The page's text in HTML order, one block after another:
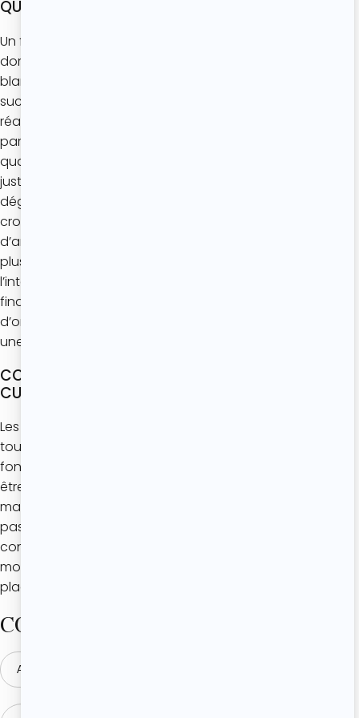
QU’EST CE QU’UN FINANCIER ?
Un financier est un petit gâteau de forme rectangulaire,
doré à l’extérieur et hyper moelleux à l’intérieur. À base de
blancs d’oeufs, de poudre d’amandes, de beurre et de
sucre glace, c’est une recette très facile et rapide à
réaliser et qui nécessite très peu de matériel. Il sera
parfait pour le goûter, autour d’un café ou d’un thé
quand vous recevez des amis ou de la famille. Pense
juste à les laisser complètement refroidir avant
dégustation afin que l’extérieur soit légèrement
croustillant. Généralement, on saupoudre les financiers
d’amandes effilées mais, comme pour ma recette citée
plus haut, tu peux y glisser quelques framboises à
l’intérieur. Mais tu peux très bien aussi réaliser les
financiers au chocolat, au citron, au miel, à la fleur
d’oranger, à la noix de coco, etc ! Et pourquoi pas tenter
une version salée pour un apéritif original !
COMMENT SAVOIR SI MON FINANCIER EST BIEN
CUIT ?
Les financiers se cuisent dans un four à chaleur
tournante entre 15 et 20 minutes (selon les fours et en
fonction de la taille du gâteau). Les financiers doivent
être bien dorés sur les bords et légèrement sur les cotés,
mais attention à ne pas les laisser trop longtemps et ne
pas les brûler ! L’intérieur doit rester moelleux 😉 Petit
conseil pour une cuisson uniforme, dépose pluton ton
moule à financier sur une grille de four et pas sur une
plaque 😉
COMMENTAIRES
AJOUTER UN COMMENTAIRE